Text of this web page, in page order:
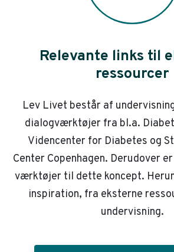
Relevante links til
ressourcer
Lev Livet består af
dialogværktøjer fra bl.a.
Videncenter for Diabetes og
Center Copenhagen. Derudover
værktøjer til dette koncept.
inspiration, fra eksterne
undervisning.